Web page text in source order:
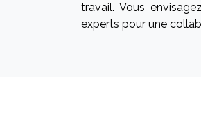
travail. Vous
experts pour une